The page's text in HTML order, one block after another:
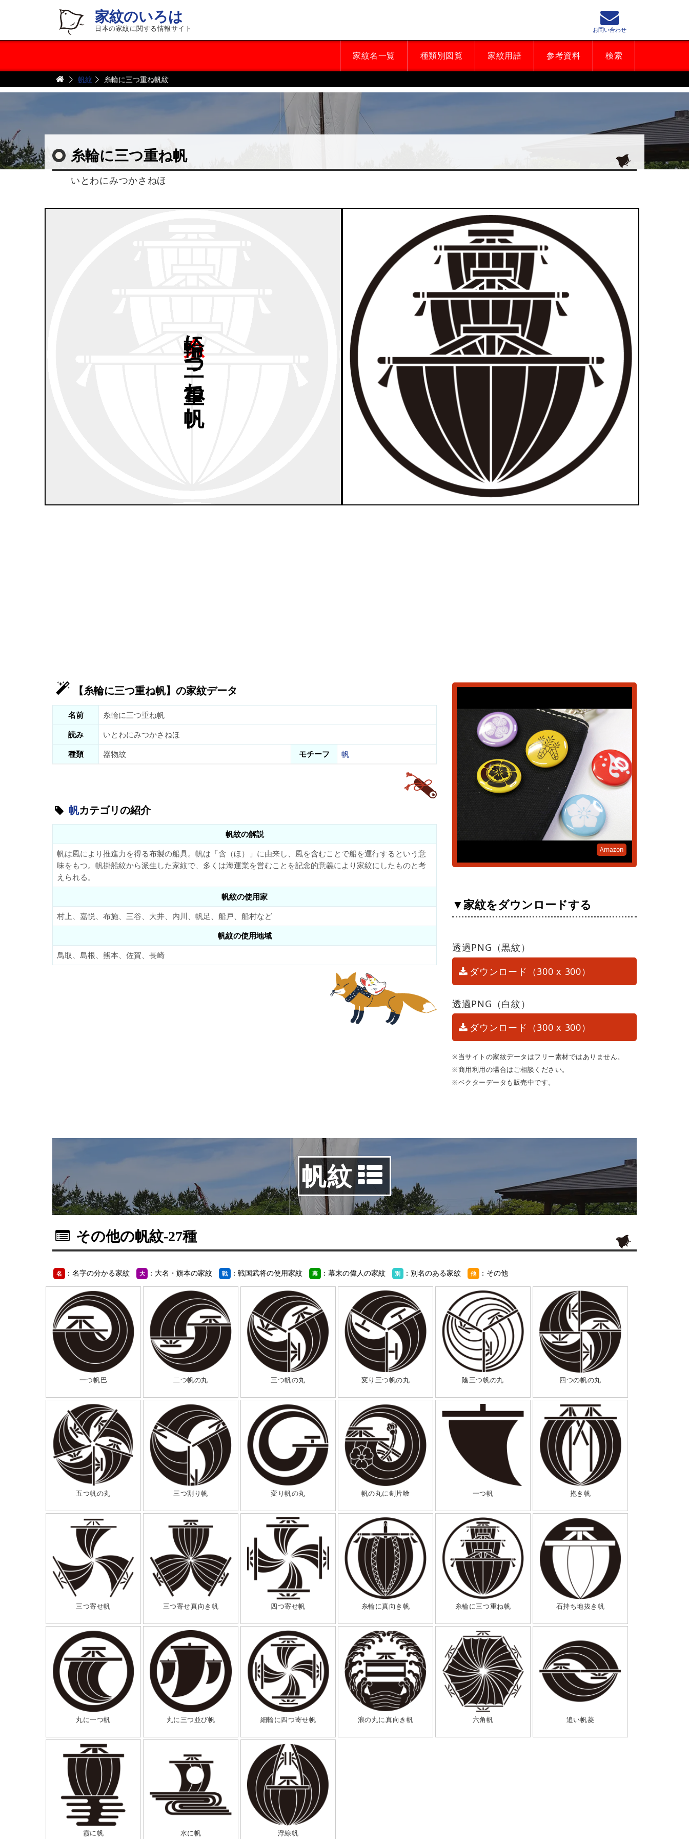
家紋のいろは
日本の家紋に関する情報サイト
家紋名一覧 種類別図覧 家紋用語 参考資料 検索
お問い合わせ
帆紋 糸輪に三つ重ね帆紋
糸輪に三つ重ね帆
いとわにみつかさねほ
帆
【糸輪に三つ重ね帆】の家紋データ
名前
糸輪に三つ重ね帆
読み
いとわにみつかさねほ
種類
器物紋 モチーフ 帆
帆カテゴリの紹介
帆紋の解説
帆は風により推進力を得る布製の船具。帆は「含（ほ）」に由来し、風を含むことで船を運行するという意
味をもつ。帆掛船紋から派生した家紋で、多くは海運業を営むことを記念的意義により家紋にしたものと考
えられる。
帆紋の使用家
村上、嘉悦、布施、三谷、大井、内川、帆足、船戸、船村など
帆紋の使用地域
鳥取、島根、熊本、佐賀、長崎
Amazon
▼家紋をダウンロードする
透過PNG（黒紋）
ダウンロード（300 x 300）
透過PNG（白紋）
ダウンロード（300 x 300）
※当サイトの家紋データはフリー素材ではありません。
※商用利用の場合はご相談ください。
※ベクターデータも販売中です。
帆紋
その他の帆紋-27種
名 ：名字の分かる家紋 大 ：大名・旗本の家紋 戦 ：戦国武将の使用家紋 幕 ：幕末の偉人の家紋 別 ：別名のある家紋 他 ：その他
一つ帆巴 二つ帆の丸 三つ帆の丸 変り三つ帆の丸 陰三つ帆の丸 四つの帆の丸
五つ帆の丸 三つ割り帆 変り帆の丸 帆の丸に剣片喰 一つ帆 抱き帆
三つ寄せ帆 三つ寄せ真向き帆 四つ寄せ帆 糸輪に真向き帆 糸輪に三つ重ね帆 石持ち地抜き帆
丸に一つ帆 丸に三つ並び帆 細輪に四つ寄せ帆 浪の丸に真向き帆 六角帆 追い帆菱
霞に帆 水に帆 浮線帆